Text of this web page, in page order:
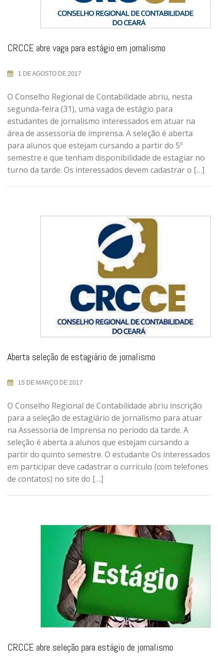
CRCCE abre vaga para estágio em jornalismo
1 DE AGOSTO DE 2017
O Conselho Regional de Contabilidade abriu, nesta
segunda-feira (31), uma vaga de estágio para
estudantes de jornalismo interessados em atuar na
área de assessoria de imprensa. A seleção é aberta
para alunos que estejam cursando a partir do 5º
semestre e que tenham disponibilidade de estagiar no
turno da tarde. Os interessados devem cadastrar o […]
Aberta seleção de estagiário de jornalismo
15 DE MARÇO DE 2017
O Conselho Regional de Contabilidade abriu inscrição
para a seleção de estagiário de jornalismo para atuar
na Assessoria de Imprensa no período da tarde. A
seleção é aberta a alunos que estejam cursando a
partir do quinto semestre. O estudante Os interessados
em participar deve cadastrar o currículo (com telefones
de contatos) no site do […]
CRCCE abre seleção para estágio de jornalismo